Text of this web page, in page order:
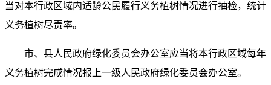
当对本行政区域内适龄公民履行义务植树情况进行抽检，统计
义务植树尽责率。
市、县人民政府绿化委员会办公室应当将本行政区域每年
义务植树完成情况报上一级人民政府绿化委员会办公室。